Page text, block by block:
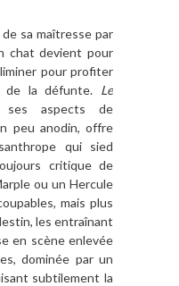
sa maîtresse par
chat devient pour
pour profiter
de la défunte. Le
aspects de
peu anodin, offre
qui sied
critique de
ou un Hercule
mais plus
les entraînant
en scène enlevée
dominée par un
subtilement la